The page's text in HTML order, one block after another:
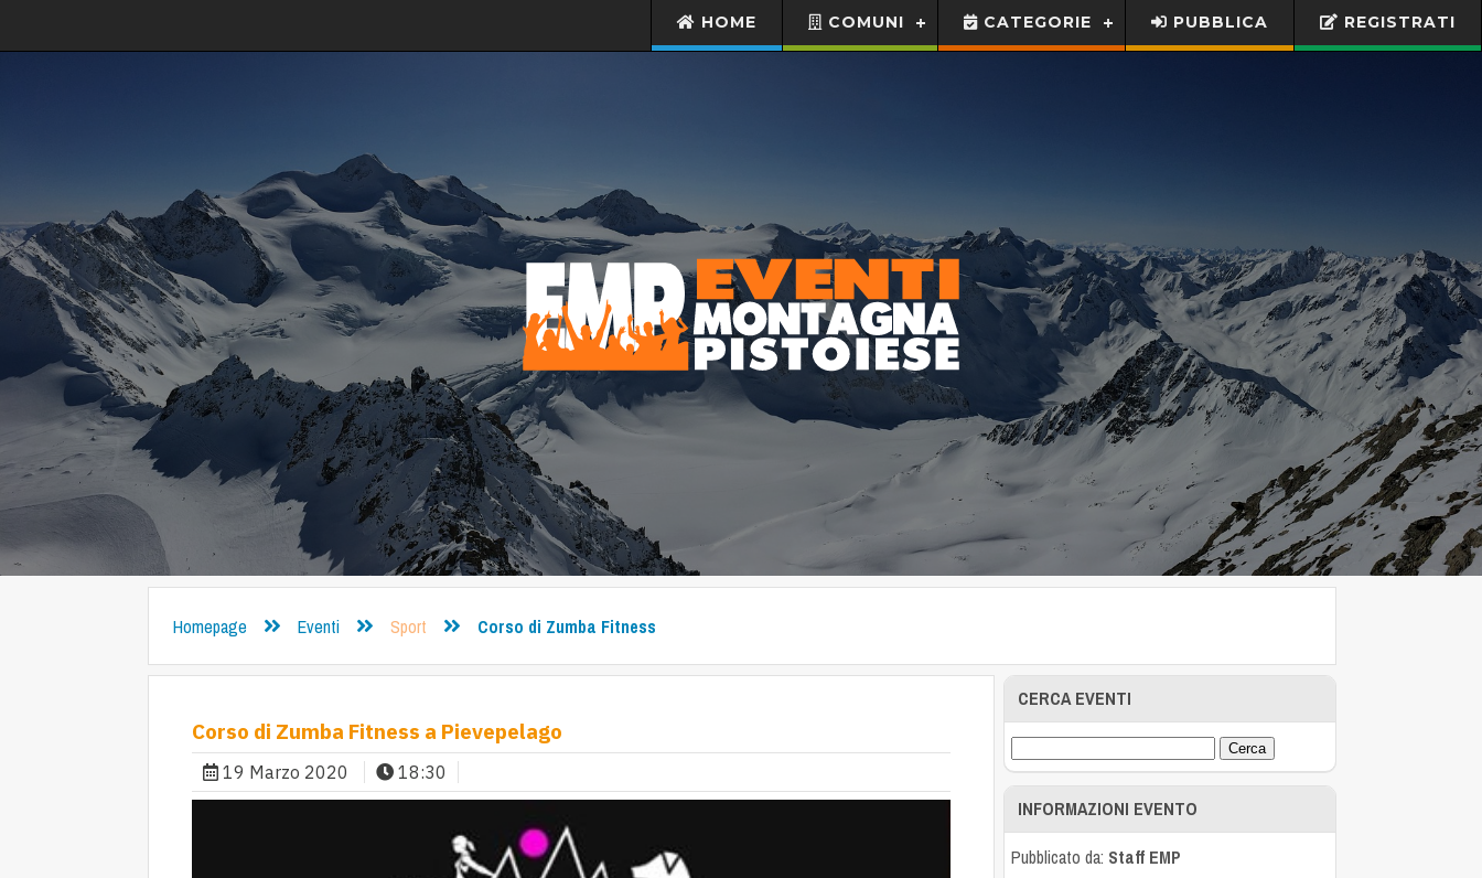
HOME COMUNI CATEGORIE PUBBLICA REGISTRATI
Homepage Eventi Sport Corso di Zumba Fitness
Corso di Zumba Fitness a Pievepelago
19 Marzo 2020 18:30
CERCA EVENTI
INFORMAZIONI EVENTO
Pubblicato da: Staff EMP